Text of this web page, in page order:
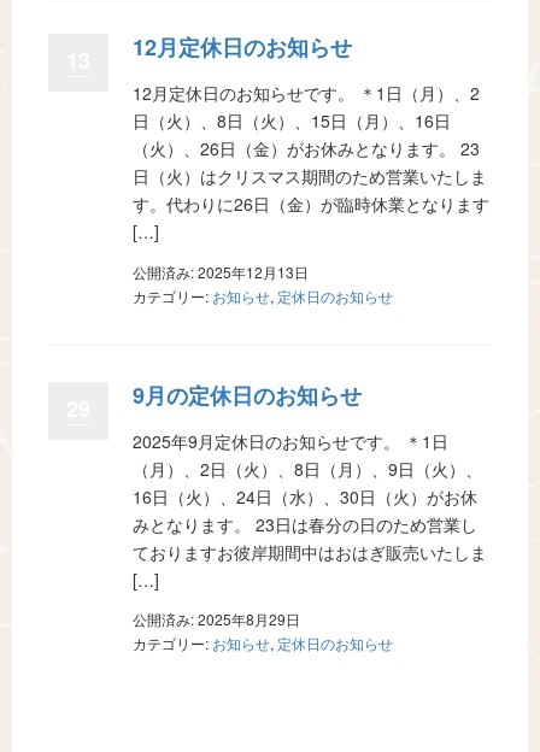
12月定休日のお知らせ
12月定休日のお知らせです。 ＊1日（月）、2
日（火）、8日（火）、15日（月）、16日
（火）、26日（金）がお休みとなります。 23
日（火）はクリスマス期間のため営業いたしま
す。代わりに26日（金）が臨時休業となります
[…]
公開済み: 2025年12月13日
カテゴリー: お知らせ, 定休日のお知らせ
9月の定休日のお知らせ
2025年9月定休日のお知らせです。 ＊1日
（月）、2日（火）、8日（月）、9日（火）、
16日（火）、24日（水）、30日（火）がお休
みとなります。 23日は春分の日のため営業し
ておりますお彼岸期間中はおはぎ販売いたしま
[…]
公開済み: 2025年8月29日
カテゴリー: お知らせ, 定休日のお知らせ